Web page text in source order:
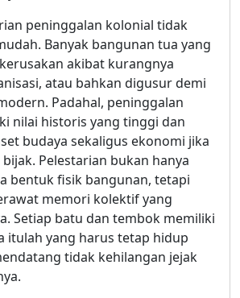
peninggalan kolonial tidak
Banyak bangunan tua yang
akibat kurangnya
atau bahkan digusur demi
Padahal, peninggalan
nilai historis yang tinggi dan
budaya sekaligus ekonomi jika
Pelestarian bukan hanya
bentuk fisik bangunan, tetapi
memori kolektif yang
Setiap batu dan tembok memiliki
itulah yang harus tetap hidup
tidak kehilangan jejak